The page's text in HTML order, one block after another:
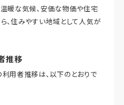
暖な気候、安価な物価や住宅
、住みやすい地域として人気が
推移
用者推移は、以下のとおりで